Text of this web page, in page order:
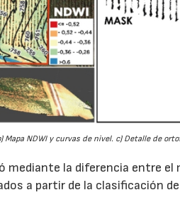
Mapa NDWI y curvas de nivel. c) Detalle de
mediante la diferencia entre el
a partir de la clasificación